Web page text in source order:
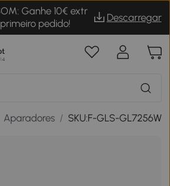
Ganhe 10€ extr
pedido!
Descarregar
Aparadores / SKU:F-GLS-GL7256W